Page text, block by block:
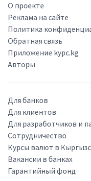
О проекте
Реклама на сайте
Политика
Обратная связь
Приложение kypc.kg
Авторы
Для банков
Для клиентов
Для разработчиков и
Сотрудничество
Курсы валют в
Вакансии в банках
Гарантийный фонд